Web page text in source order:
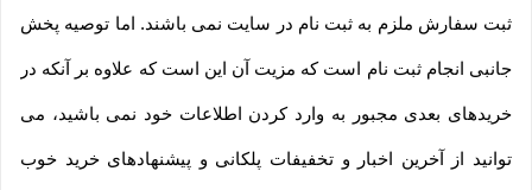
ثبت سفارش ملزم به ثبت نام در سایت نمی باشند. اما توصیه پخش
جانبی انجام ثبت نام است که مزیت آن این است که علاوه بر آنکه در
خریدهای بعدی مجبور به وارد کردن اطلاعات خود نمی باشید، می
توانید از آخرین اخبار و تخفیفات پلکانی و پیشنهادهای خرید خوب